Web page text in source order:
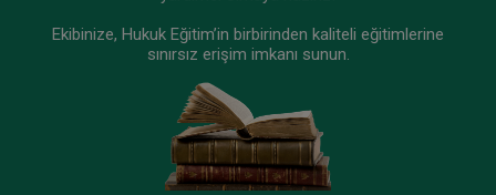
Ekibinize, Hukuk Eğitim’in birbirinden kaliteli eğitimlerine
sınırsız erişim imkanı sunun.